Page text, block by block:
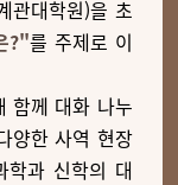
관대학원)을 초
?"를 주제로 이
함께 대화 나누
양한 사역 현장
학과 신학의 대